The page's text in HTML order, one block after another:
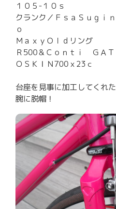
１０５-１０ｓ
クランク／ＦｓａＳｕｇｉｎ
ｏ
ＭａｘｙＯｌｄリング
Ｒ500＆Ｃｏｎｔｉ ＧＡＴ
ＯＳＫＩＮ700ｘ23ｃ
台座を見事に加工してくれた
腕に脱帽！